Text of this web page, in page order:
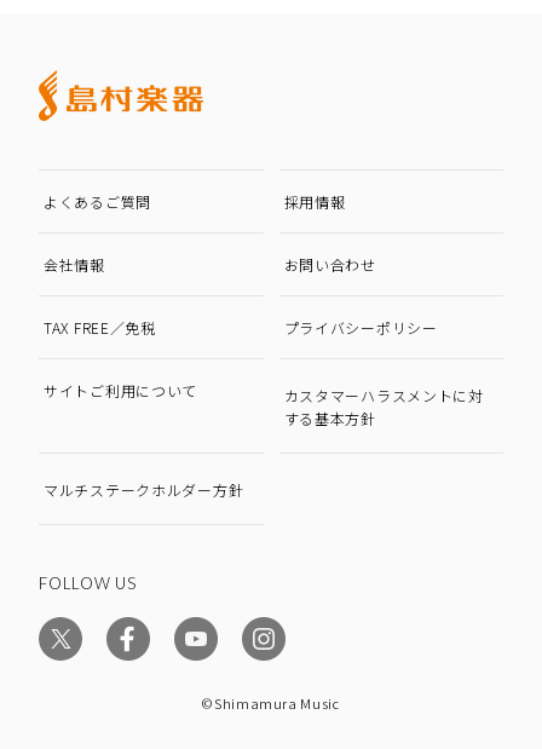
よくあるご質問 採用情報
会社情報 お問い合わせ
TAX FREE／免税 プライバシーポリシー
サイトご利用について
カスタマーハラスメントに対
する基本方針
マルチステークホルダー方針
FOLLOW US
©Shimamura Music